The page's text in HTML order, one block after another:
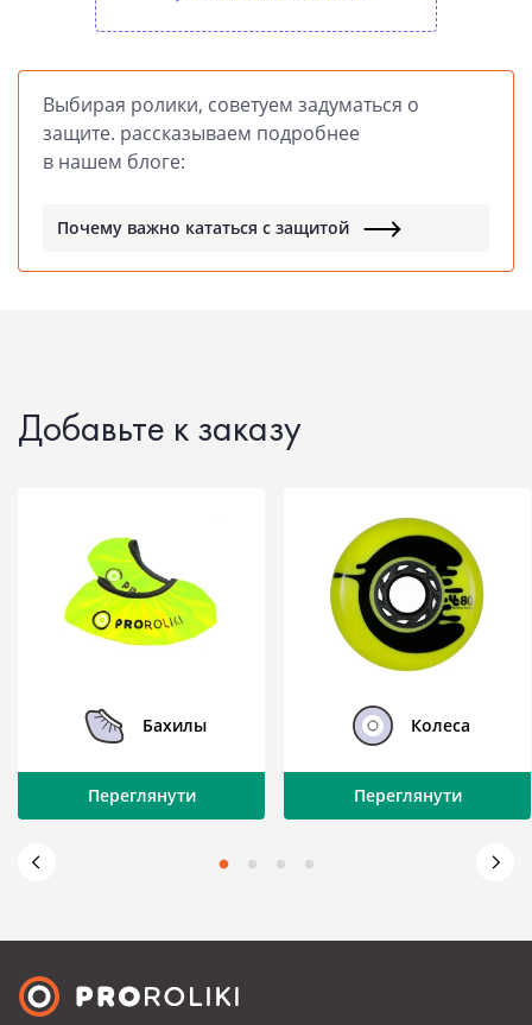
Выбирая ролики, советуем задуматься о
защите. рассказываем подробнее
в нашем блоге:
Почему важно кататься с защитой
Добавьте к заказу
Бахилы
Переглянути
Колеса
Переглянути